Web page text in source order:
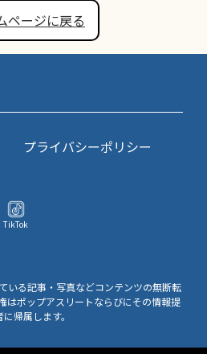
ページに戻る
プライバシーポリシー
TikTok
いる記事・写真などコンテンツの無断転
はポップアスリートならびにその情報提
に帰属します。